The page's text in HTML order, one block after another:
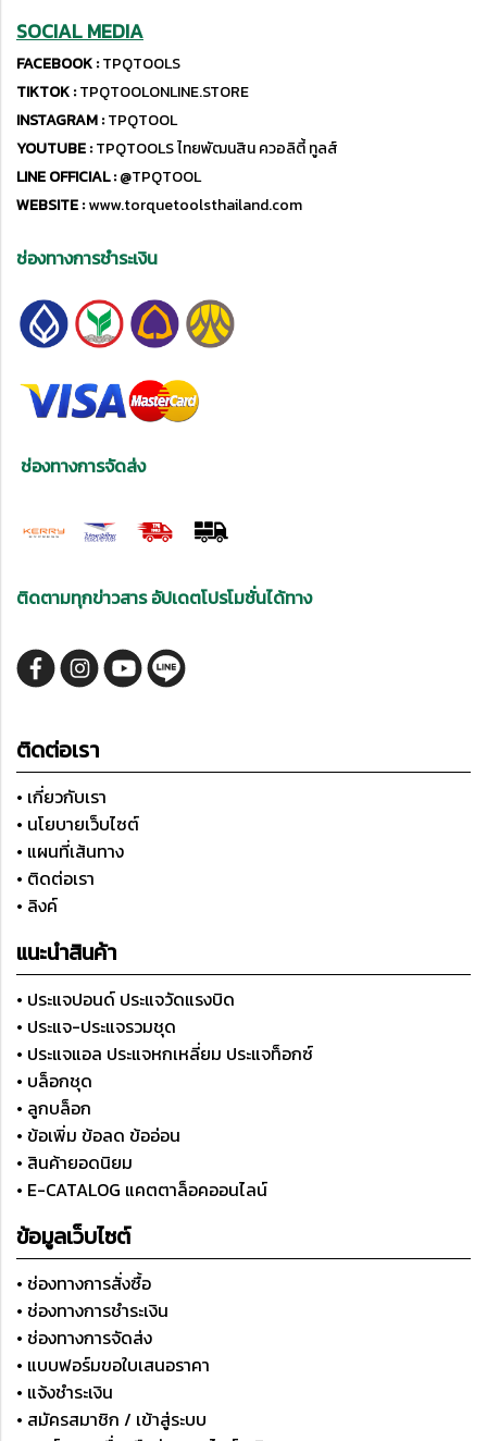
SOCIAL MEDIA
FACEBOOK :TPQTOOLS
TIKTOK :TPQTOOLONLINE.STORE
INSTAGRAM :TPQTOOL
YOUTUBE :TPQTOOLS ไทยพัฒนสิน ควอลิตี้ ทูลส์
LINE OFFICIAL :@TPQTOOL
WEBSITE :www.torquetoolsthailand.com
ช่องทางการชำระเงิน
ช่องทางการจัดส่ง
ติดตามทุกข่าวสาร อัปเดตโปรโมชั่นได้ทาง
ติดต่อเรา
• เกี่ยวกับเรา
• นโยบายเว็บไซต์
• แผนที่เส้นทาง
• ติดต่อเรา
• ลิงค์
แนะนำสินค้า
• ประแจปอนด์ ประแจวัดแรงบิด
• ประแจ-ประแจรวมชุด
• ประแจแอล ประแจหกเหลี่ยม ประแจท็อกซ์
• บล็อกชุด
• ลูกบล็อก
• ข้อเพิ่ม ข้อลด ข้ออ่อน
• สินค้ายอดนิยม
• E-CATALOG แคตตาล็อคออนไลน์
ข้อมูลเว็บไซต์
• ช่องทางการสั่งซื้อ
• ช่องทางการชำระเงิน
• ช่องทางการจัดส่ง
• แบบฟอร์มขอใบเสนอราคา
• แจ้งชำระเงิน
• สมัครสมาชิก / เข้าสู่ระบบ